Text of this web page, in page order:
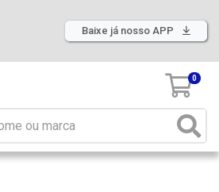
Baixe já nosso APP
0